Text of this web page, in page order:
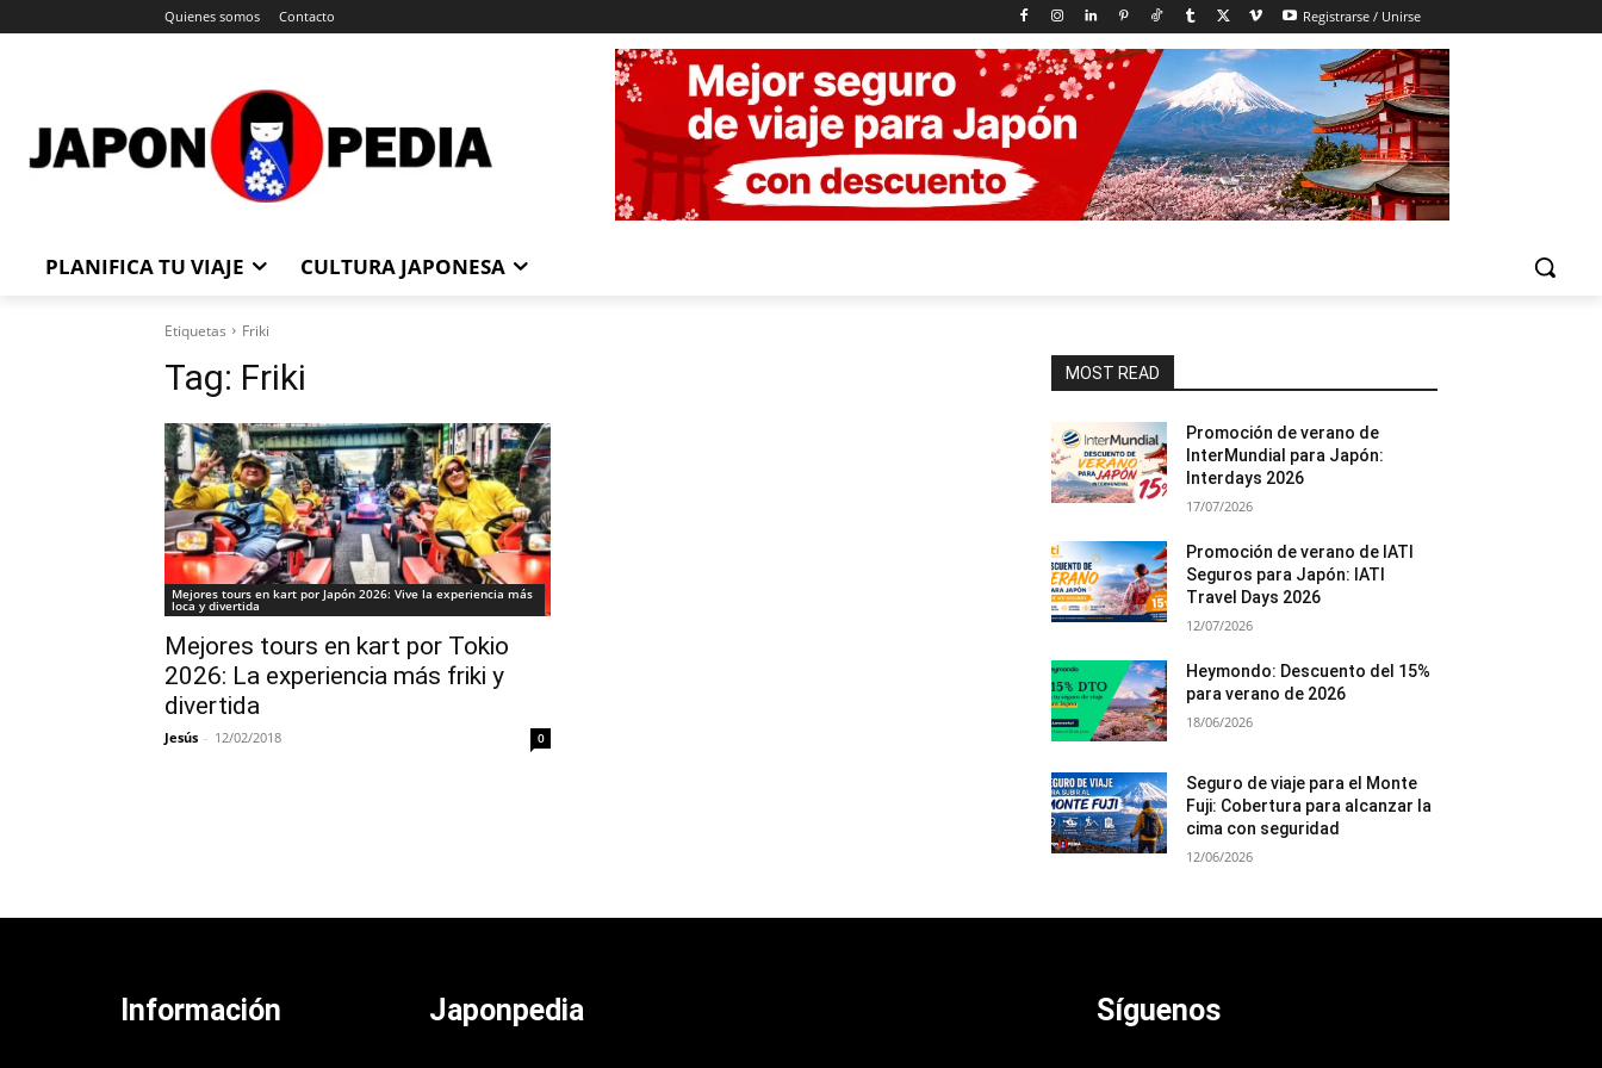
Registrarse / Unirse
Quienes somos Contacto
PLANIFICA TU VIAJE CULTURA JAPONESA
Etiquetas Friki
Tag: Friki
Mejores tours en kart por Japón 2026: Vive la experiencia más
loca y divertida
Mejores tours en kart por Tokio
2026: La experiencia más friki y
divertida
Jesús - 12/02/2018 0
MOST READ
Promoción de verano de
InterMundial para Japón:
Interdays 2026
17/07/2026
Promoción de verano de IATI
Seguros para Japón: IATI
Travel Days 2026
12/07/2026
Heymondo: Descuento del 15%
para verano de 2026
18/06/2026
Seguro de viaje para el Monte
Fuji: Cobertura para alcanzar la
cima con seguridad
12/06/2026
Información Japonpedia Síguenos